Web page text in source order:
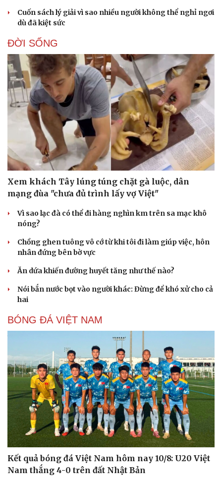
Cuốn sách lý giải vì sao nhiều người không thể nghỉ ngơi
dù đã kiệt sức
ĐỜI SỐNG
Xem khách Tây lúng túng chặt gà luộc, dân
mạng đùa "chưa đủ trình lấy vợ Việt"
Vì sao lạc đà có thể đi hàng nghìn km trên sa mạc khô
nóng?
Chồng ghen tuông vô cớ từ khi tôi đi làm giúp việc, hôn
nhân đứng bên bờ vực
Ăn dứa khiến đường huyết tăng như thế nào?
Nói bắn nước bọt vào người khác: Đừng để khó xử cho cả
hai
BÓNG ĐÁ VIỆT NAM
Kết quả bóng đá Việt Nam hôm nay 10/8: U20 Việt
Nam thắng 4-0 trên đất Nhật Bản